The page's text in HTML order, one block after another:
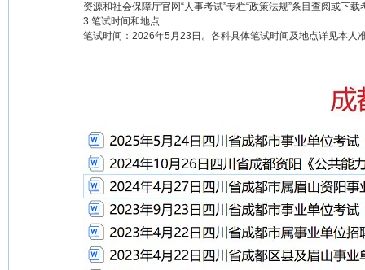
资源和社会保障厅官网“人事考试”专栏“政策法规”条目查阅或下载
3.笔试时间和地点
笔试时间：2026年5月23日。各科具体笔试时间及地点详见本人